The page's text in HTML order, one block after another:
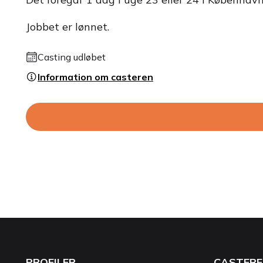
Jobbet er lønnet.
Casting udløbet
Information om casteren